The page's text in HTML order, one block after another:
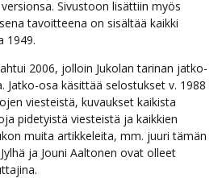
Sivustoon lisättiin myös
tavoitteena on sisältää kaikki
1949.
2006, jolloin Jukolan tarinan jatko-
Jatko-osa käsittää selostukset v. 1988
viesteistä, kuvaukset kaikista
pidetyistä viesteistä ja kaikkien
muita artikkeleita, mm. juuri tämän
ja Jouni Aaltonen ovat olleet